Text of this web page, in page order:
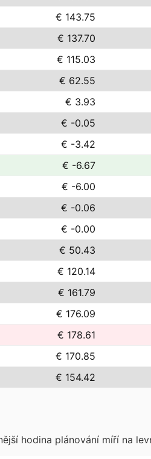
€ 143.75
€ 137.70
€ 115.03
€ 62.55
€ 3.93
€ -0.05
€ -3.42
€ -6.67
€ -6.00
€ -0.06
€ -0.00
€ 50.43
€ 120.14
€ 161.79
€ 176.09
€ 178.61
€ 170.85
€ 154.42
hodina plánování míří na